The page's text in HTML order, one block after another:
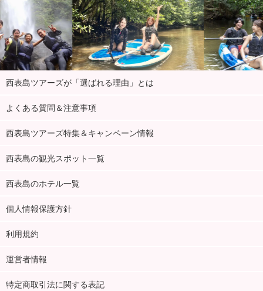
西表島ツアーズが「選ばれる理由」とは
よくある質問＆注意事項
西表島ツアーズ特集＆キャンペーン情報
西表島の観光スポット一覧
西表島のホテル一覧
個人情報保護方針
利用規約
運営者情報
特定商取引法に関する表記